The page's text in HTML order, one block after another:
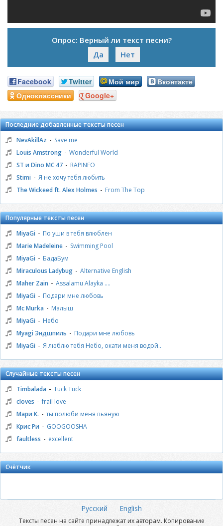
Опрос: Верный ли текст песни?
Да
Нет
Facebook Twitter Мой мир
Вконтакте
Одноклассники
Google+
Последние добавленные тексты песен
NevAkillAz - Save me
Louis Amstrong - Wonderful World
ST и Dino MC 47 - RAPINFO
Stimi - Я не хочу тебя любить
The Wickeed ft. Alex Holmes - From The Top
Популярные тексты песен
MiyaGi - По уши в тебя влюблен
Marie Madeleine - Swimming Pool
MiyaGi - БадаБум
Miraculous Ladybug - Alternative English
Maher Zain - Assalamu Alayka ....
MiyaGi - Подари мне любовь
Mc Murka - Малыш
MiyaGi - Небо
Myagi Эндшпиль - Подари мне любовь
MiyaGi - Я люблю тебя Небо, окати меня водой..
Случайные тексты песен
Timbalada - Tuck Tuck
cloves - frail love
Мари К. - ты полюби меня пьяную
Крис Ри - GOOGOOSHA
faultless - excellent
Счётчик
Русский English
Тексты песен на сайте принадлежат их авторам. Копирование